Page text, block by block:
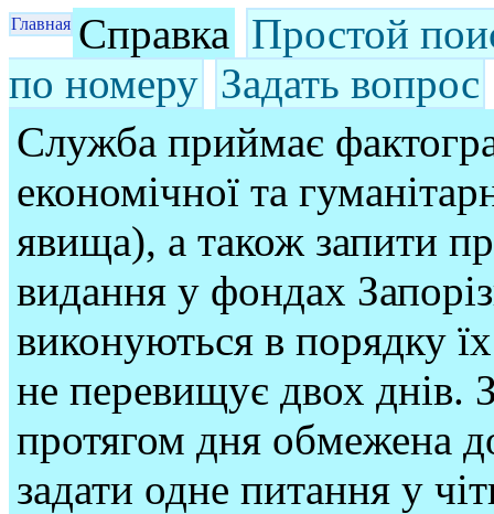
Главная Справка Простой
по номеру Задать вопрос
Служба приймає
економічної та
явища), а також запити
видання у фондах
виконуються в порядку
не перевищує двох днів.
протягом дня обмежена
задати одне питання у